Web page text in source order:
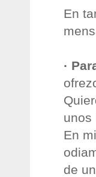
En
·
unos
En
de